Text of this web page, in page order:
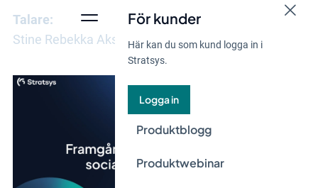
För kunder
Här kan du som kund logga in i
Stratsys.
Logga in
Produktblogg
Produktwebinar
Talare:
Stine Rebekka Aksnes, VD på cChange i Norge